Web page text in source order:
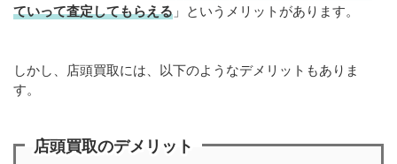
ていって査定してもらえる 」というメリットがあります。
しかし、店頭買取には、以下のようなデメリットもありま
す。
店頭買取のデメリット